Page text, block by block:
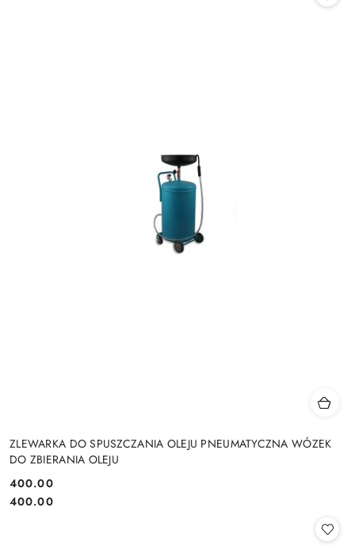
ZLEWARKA DO SPUSZCZANIA OLEJU PNEUMATYCZNA WÓZEK
DO ZBIERANIA OLEJU
Cena:
400.00
Cena:
400.00